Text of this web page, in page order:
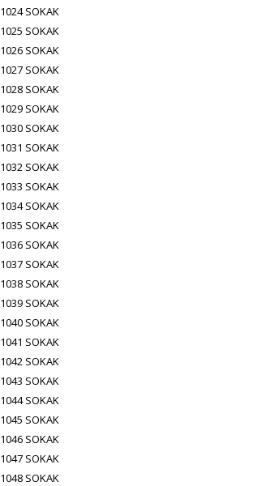
1024 SOKAK
1025 SOKAK
1026 SOKAK
1027 SOKAK
1028 SOKAK
1029 SOKAK
1030 SOKAK
1031 SOKAK
1032 SOKAK
1033 SOKAK
1034 SOKAK
1035 SOKAK
1036 SOKAK
1037 SOKAK
1038 SOKAK
1039 SOKAK
1040 SOKAK
1041 SOKAK
1042 SOKAK
1043 SOKAK
1044 SOKAK
1045 SOKAK
1046 SOKAK
1047 SOKAK
1048 SOKAK